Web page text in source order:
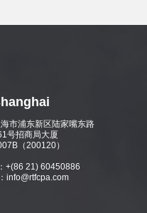
海市浦东新区陆家嘴东路
号招商局大厦
（200120）
+(86 21) 60450886
info@rtfcpa.com